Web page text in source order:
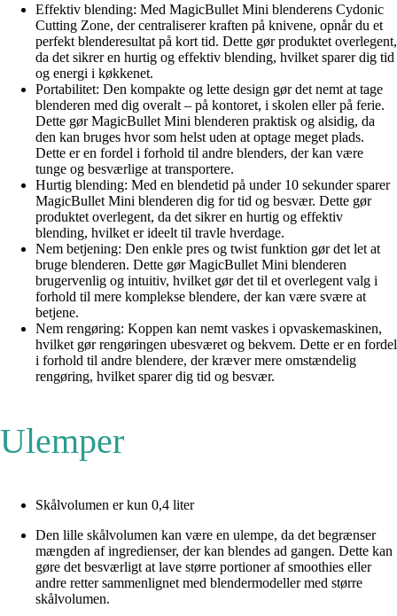
Effektiv blending: Med MagicBullet Mini blenderens Cydonic
Cutting Zone, der centraliserer kraften på knivene, opnår du et
perfekt blenderesultat på kort tid. Dette gør produktet overlegent,
da det sikrer en hurtig og effektiv blending, hvilket sparer dig tid
og energi i køkkenet.
Portabilitet: Den kompakte og lette design gør det nemt at tage
blenderen med dig overalt – på kontoret, i skolen eller på ferie.
Dette gør MagicBullet Mini blenderen praktisk og alsidig, da
den kan bruges hvor som helst uden at optage meget plads.
Dette er en fordel i forhold til andre blenders, der kan være
tunge og besværlige at transportere.
Hurtig blending: Med en blendetid på under 10 sekunder sparer
MagicBullet Mini blenderen dig for tid og besvær. Dette gør
produktet overlegent, da det sikrer en hurtig og effektiv
blending, hvilket er ideelt til travle hverdage.
Nem betjening: Den enkle pres og twist funktion gør det let at
bruge blenderen. Dette gør MagicBullet Mini blenderen
brugervenlig og intuitiv, hvilket gør det til et overlegent valg i
forhold til mere komplekse blendere, der kan være svære at
betjene.
Nem rengøring: Koppen kan nemt vaskes i opvaskemaskinen,
hvilket gør rengøringen ubesværet og bekvem. Dette er en fordel
i forhold til andre blendere, der kræver mere omstændelig
rengøring, hvilket sparer dig tid og besvær.
Ulemper
Skålvolumen er kun 0,4 liter
Den lille skålvolumen kan være en ulempe, da det begrænser
mængden af ingredienser, der kan blendes ad gangen. Dette kan
gøre det besværligt at lave større portioner af smoothies eller
andre retter sammenlignet med blendermodeller med større
skålvolumen.